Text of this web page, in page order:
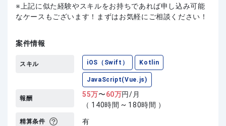
上記に似た経験やスキルをお持ちであれば申し込み可能
なケースもございます！まずはお気軽にご相談ください！
案件情報
スキル iOS（Swift） Kotlin
JavaScript(Vue.js)
報酬 55万〜60万円/月
（ 140時間 ~ 180時間 ）
精算条件 有